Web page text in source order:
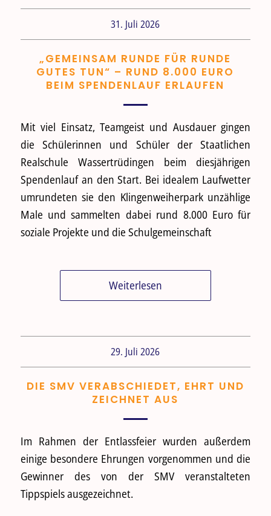
31. Juli 2026
„GEMEINSAM RUNDE FÜR RUNDE
GUTES TUN“ – RUND 8.000 EURO
BEIM SPENDENLAUF ERLAUFEN
Mit viel Einsatz, Teamgeist und Ausdauer gingen
die Schülerinnen und Schüler der Staatlichen
Realschule Wassertrüdingen beim diesjährigen
Spendenlauf an den Start. Bei idealem Laufwetter
umrundeten sie den Klingenweiherpark unzählige
Male und sammelten dabei rund 8.000 Euro für
soziale Projekte und die Schulgemeinschaft
Weiterlesen
29. Juli 2026
DIE SMV VERABSCHIEDET, EHRT UND
ZEICHNET AUS
Im Rahmen der Entlassfeier wurden außerdem
einige besondere Ehrungen vorgenommen und die
Gewinner des von der SMV veranstalteten
Tippspiels ausgezeichnet.